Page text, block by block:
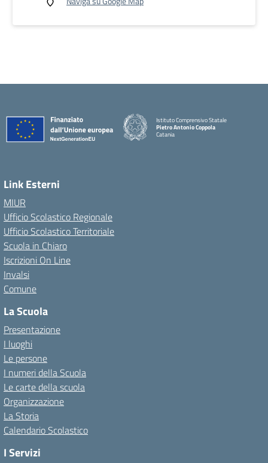
Istituto Comprensivo Statale
Pietro Antonio Coppola
Catania
Link Esterni
MIUR
Ufficio Scolastico Regionale
Ufficio Scolastico Territoriale
Scuola in Chiaro
Iscrizioni On Line
Invalsi
Comune
La Scuola
Presentazione
I luoghi
Le persone
I numeri della Scuola
Le carte della scuola
Organizzazione
La Storia
Calendario Scolastico
I Servizi